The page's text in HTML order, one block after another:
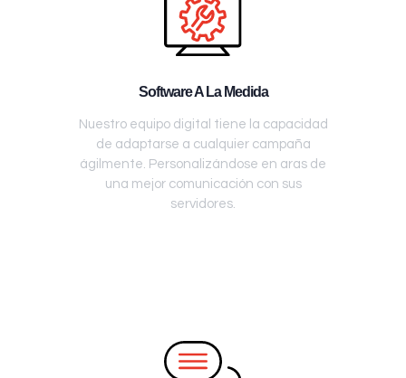
Software A La Medida
Nuestro equipo digital tiene la capacidad
de adaptarse a cualquier campaña
ágilmente. Personalizándose en aras de
una mejor comunicación con sus
servidores.